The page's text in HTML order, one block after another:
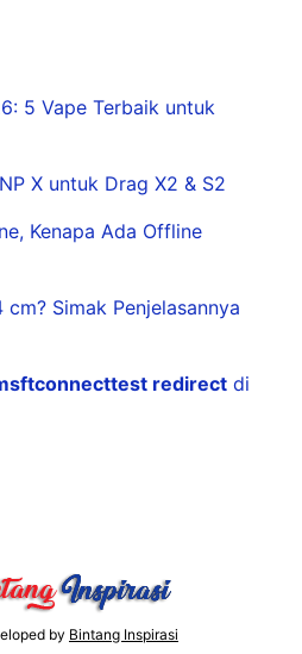
5 Vape Terbaik untuk
X untuk Drag X2 & S2
Kenapa Ada Offline
Simak Penjelasannya
redirect di
by Bintang Inspirasi